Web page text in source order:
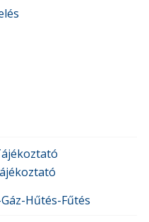
Hűtés-Fűtés